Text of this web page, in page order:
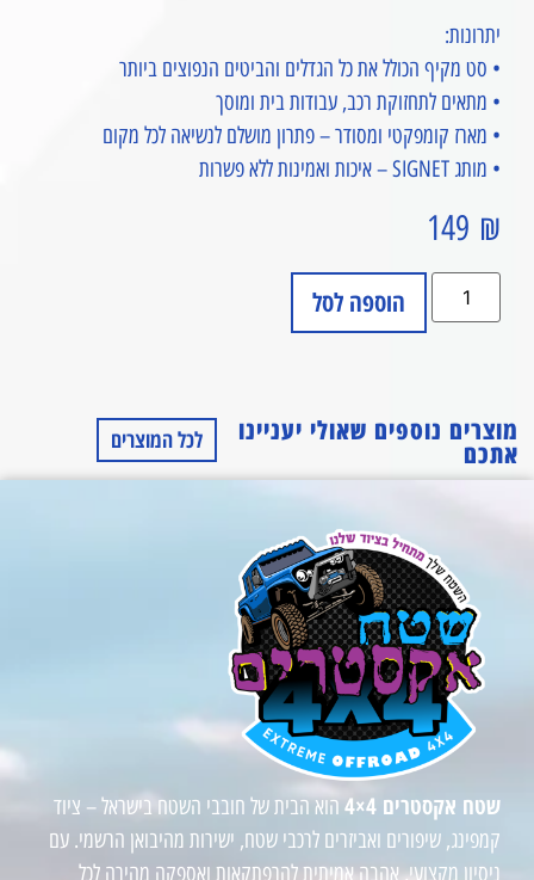
יתרונות:
• סט מקיף הכולל את כל הגדלים והביטים הנפוצים ביותר
• מתאים לתחזוקת רכב, עבודות בית ומוסך
• מארז קומפקטי ומסודר – פתרון מושלם לנשיאה לכל מקום
• מותג SIGNET – איכות ואמינות ללא פשרות
149 ₪
הוספה לסל
מוצרים נוספים שאולי יעניינו
אתכם לכל המוצרים
שטח אקסטרים 4×4
הוא הבית של חובבי השטח בישראל – ציוד
קמפינג, שיפורים ואביזרים לרכבי שטח, ישירות מהיבואן הרשמי. עם
ניסיון מקצועי, אהבה אמיתית להרפתקאות ואספקה מהירה לכל